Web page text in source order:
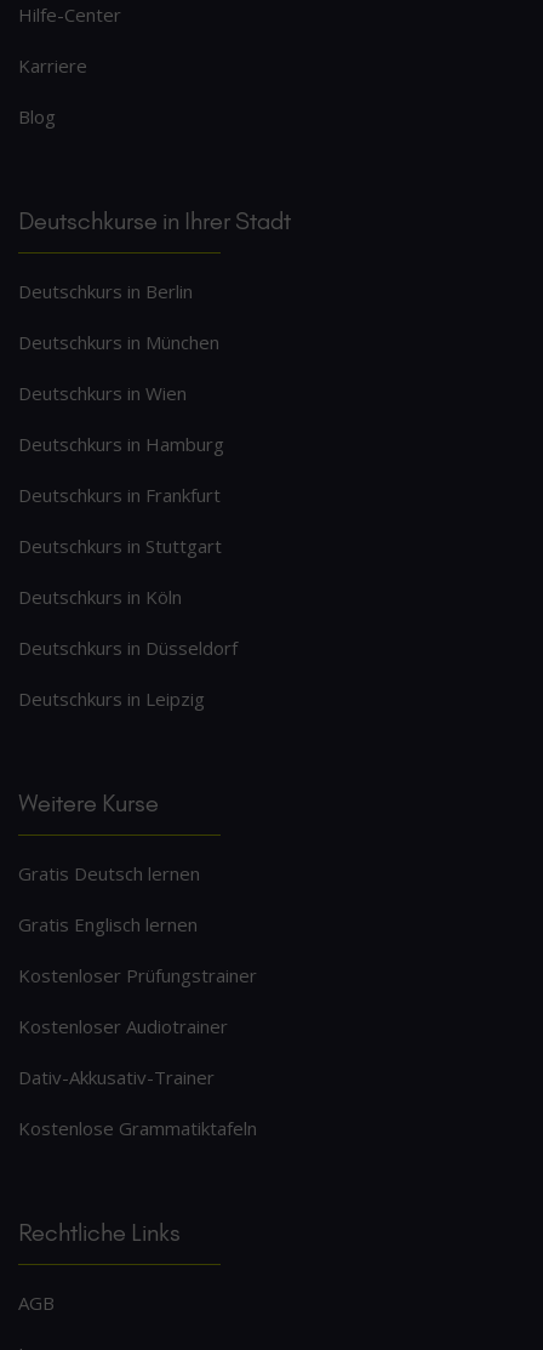
Hilfe-Center
Karriere
Blog
Deutschkurse in Ihrer Stadt
Deutschkurs in Berlin
Deutschkurs in München
Deutschkurs in Wien
Deutschkurs in Hamburg
Deutschkurs in Frankfurt
Deutschkurs in Stuttgart
Deutschkurs in Köln
Deutschkurs in Düsseldorf
Deutschkurs in Leipzig
Weitere Kurse
Gratis Deutsch lernen
Gratis Englisch lernen
Kostenloser Prüfungstrainer
Kostenloser Audiotrainer
Dativ-Akkusativ-Trainer
Kostenlose Grammatiktafeln
Rechtliche Links
AGB